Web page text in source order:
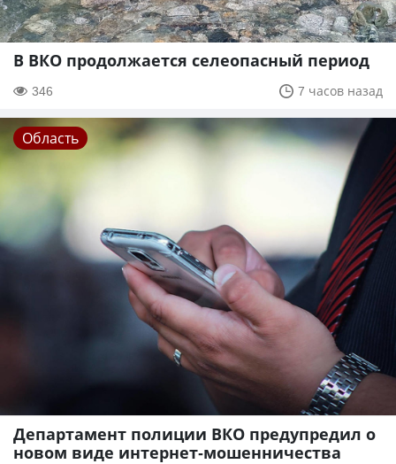
В ВКО продолжается селеопасный период
346 7 часов назад
Область
Департамент полиции ВКО предупредил о
новом виде интернет-мошенничества